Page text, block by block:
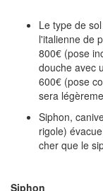
Le type de
l'italienne de
800€ (pose
douche avec
600€ (pose
sera
Siphon,
rigole)
cher que le
Siphon